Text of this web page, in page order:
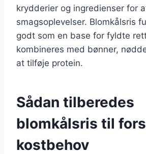
krydderier og ingredienser for
smagsoplevelser. Blomkålsris
godt som en base for fyldte
kombineres med bønner,
at tilføje protein.
Sådan tilberedes
blomkålsris til
kostbehov